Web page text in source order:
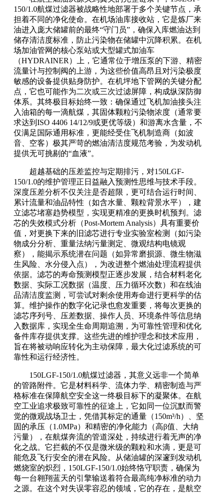
150/1.0航煤过滤器被战略性地部署于多个关键节点，承
担着不同的净化使命。在机场油库接收站，它是炼厂来
油进入庞大储罐前的最终“守门员”，确保入库燃油达到
储存清洁度标准，防止污染物在储罐中沉降积累。在机
场加油管网的核心泵站或大型罐式加油车
（HYDRAINER）上，它通常位于增压泵的下游、精密
流量计与控制阀的上游，为这些价值高昂且对污染极度
敏感的设备提供贴身防护。在机坪地下管网的关键分配
点，它也可能作为二次或三次过滤屏障，构成纵深防御
体系。其终极目标始终一致：确保通过飞机加油接头注
入油箱的每一滴航煤，其固体颗粒污染物浓度（通常要
求达到ISO 4406 14/12/9或更优等级）和游离水含量，不
仅满足国际通用标准，更能经受住飞机制造商（如波
音、空客）极其严苛的燃油清洁度规范考验，为发动机
提供无可挑剔的“血液”。
超越基础的压差监控与定期排污，对150LGF-
150/1.0的维护管理正日益融入预测性思维与技术手段。
深度压差分析不仅关注是否超限，更可结合运行时间、
累计流量和油品特性（如含水量、颗粒背景水平），建
立滤芯堵塞趋势模型，实现更精准的更换时机预判。滤
芯的失效模式分析（Post-Mortem Analysis）具有重要价
值，对更换下来的旧滤芯进行专业实验室检测（如污染
物成分分析、重量法纳污量测定、微观结构电镜观
察），能揭示系统潜在问题（如异常磨损源、微生物滋
生风险、水分侵入点），为改进整个燃油处理流程提供
依据。滤芯的寿命预测模型正逐步发展，结合材料老化
数据、实际工况数据（温度、压力循环次数）和在线油
品清洁度监测，可尝试对剩余使用寿命进行更科学的估
算。维护操作的数字化记录也愈发重要，将每次更换的
滤芯序列号、压差数据、操作人员、环境条件等信息纳
入数据库，实现全生命周期追溯，为可靠性管理和优化
备件库存提供支撑。这些先进的维护理念和技术应用，
旨在将被动响应转化为主动保障，最大化过滤系统的可
靠性和运行经济性。
150LGF-150/1.0航煤过滤器，其意义远非一个简单
的管路附件。它是材料科学、流体力学、精密制造与严
格标准在保障航空安全这一终极目标下的凝聚体。在航
空工业追求极致可靠性的征途上，它如同一位沉默而警
觉的微观战场卫士，凭借其标定的通量（150m³/h）、坚
固的承压（1.0MPa）和精密的净化能力（高β值、大纳
污量），在航煤奔流的管道深处，持续进行着无声的净
化之战。它拦截的不仅是微米级的颗粒和水滴，更是可
能危及飞行安全的潜在风险。从储油罐的深邃到发动机
燃烧室的炽烈，150LGF-150/1.0始终恪守职责，确保为
每一台翱翔蓝天的引擎输送着符合最高纯净标准的动力
之源。在这个对失误零容忍的领域，它的存在，是航空